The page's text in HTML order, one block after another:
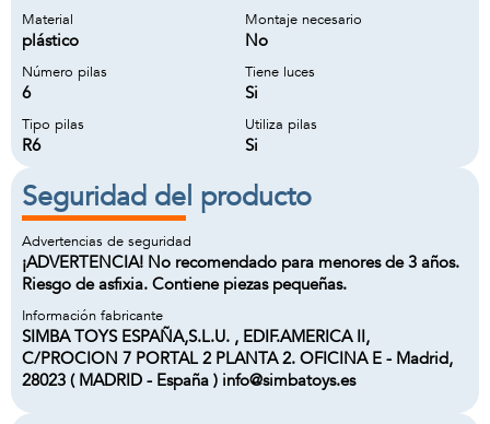
Material
plástico
Montaje necesario
No
Número pilas
6
Tiene luces
Si
Tipo pilas
R6
Utiliza pilas
Si
Seguridad del producto
Advertencias de seguridad
¡ADVERTENCIA! No recomendado para menores de 3 años.
Riesgo de asfixia. Contiene piezas pequeñas.
Información fabricante
SIMBA TOYS ESPAÑA,S.L.U. , EDIF.AMERICA II,
C/PROCION 7 PORTAL 2 PLANTA 2. OFICINA E - Madrid,
28023 ( MADRID - España ) info@simbatoys.es